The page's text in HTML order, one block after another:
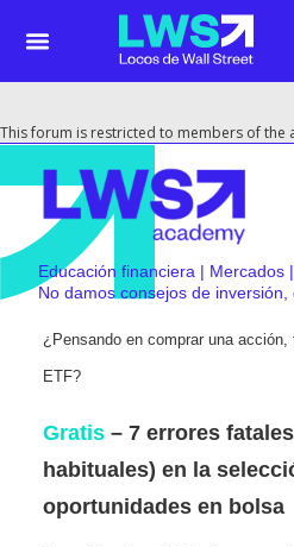
This forum is restricted to members of the
Educación financiera | Mercados
No damos consejos de inversión,
¿Pensando en comprar una acción,
ETF?
Gratis – 7 errores
habituales) en la
oportunidades en bolsa